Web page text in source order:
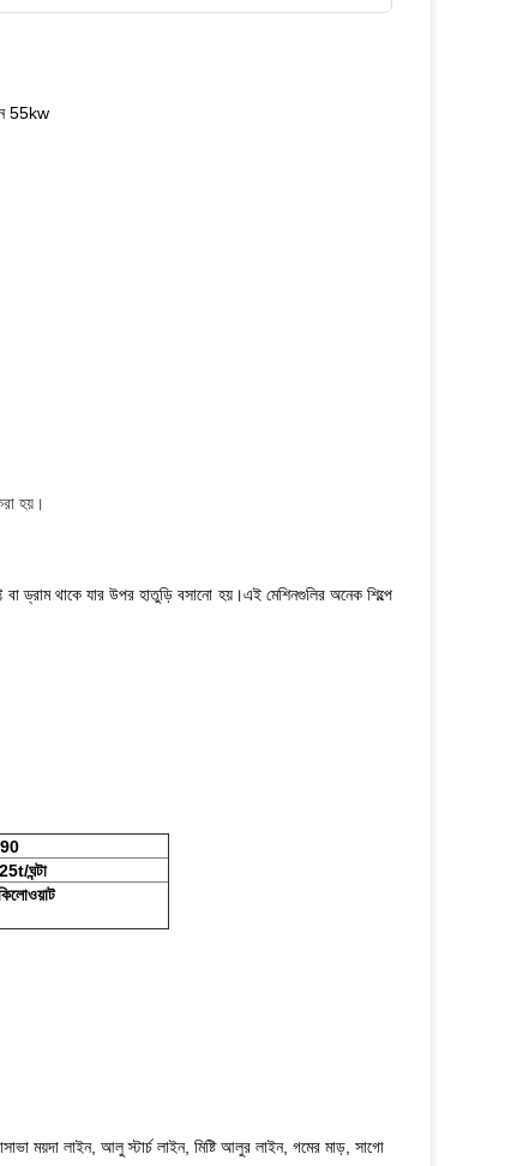
55kw
হয়।
ড্রাম থাকে যার উপর হাতুড়ি বসানো হয়।এই মেশিনগুলির অনেক শিল্পে
ঘন্টা
ময়দা লাইন, আলু স্টার্চ লাইন, মিষ্টি আলুর লাইন, গমের মাড়, সাগো